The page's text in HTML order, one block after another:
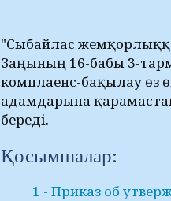
"Сыбайлас
Заңының 16-бабы 3-
комплаенс-бақылау өз
адамдарына
береді.
Қосымшалар:
1 - Приказ об